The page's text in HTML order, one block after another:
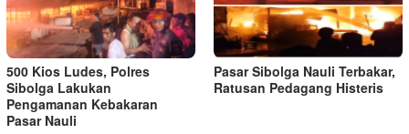
500 Kios Ludes, Polres
Sibolga Lakukan
Pengamanan Kebakaran
Pasar Nauli
Pasar Sibolga Nauli Terbakar,
Ratusan Pedagang Histeris